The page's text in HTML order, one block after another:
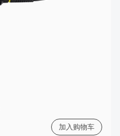
加入购物车